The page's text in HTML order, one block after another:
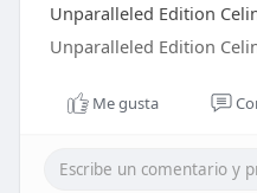
Unparalleled Edition
Unparalleled Edition
Me gusta